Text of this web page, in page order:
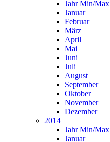
Jahr Min/Max
Januar
Februar
März
April
Mai
Juni
Juli
August
September
Oktober
November
Dezember
2014
Jahr Min/Max
Januar